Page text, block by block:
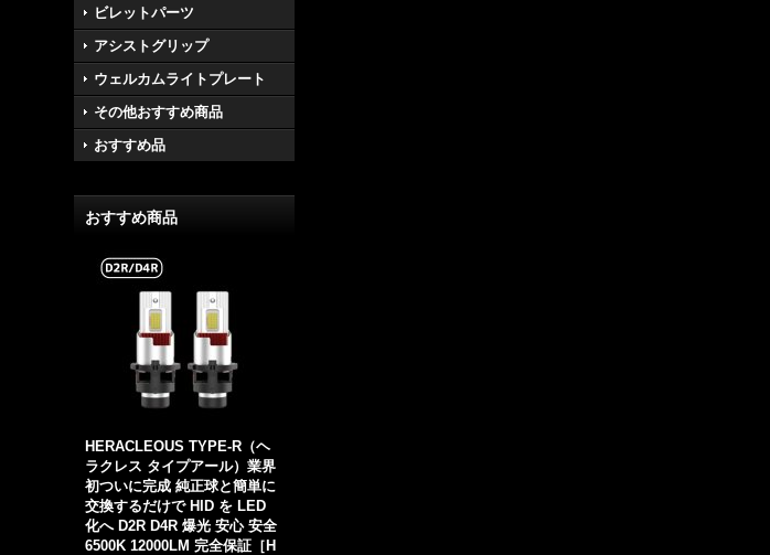
ビレットパーツ
アシストグリップ
ウェルカムライトプレート
その他おすすめ商品
おすすめ品
おすすめ商品
HERACLEOUS TYPE-R（ヘ
ラクレス タイプアール）業界
初ついに完成 純正球と簡単に
交換するだけで HID を LED
化へ D2R D4R 爆光 安心 安全
6500K 12000LM 完全保証［H